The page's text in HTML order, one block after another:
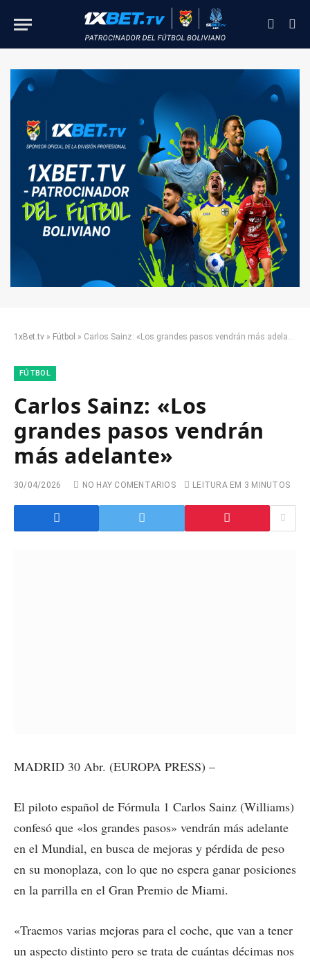
1xBet.tv » Fútbol » Carlos Sainz: «Los grandes pasos vendrán más adelante»
FÚTBOL
Carlos Sainz: «Los
grandes pasos vendrán
más adelante»
30/04/2026 NO HAY COMENTARIOS LEITURA EM 3 MINUTOS
MADRID 30 Abr. (EUROPA PRESS) –
El piloto español de Fórmula 1 Carlos Sainz (Williams)
confesó que «los grandes pasos» vendrán más adelante
en el Mundial, en busca de mejoras y pérdida de peso
en su monoplaza, con lo que no espera ganar posiciones
en la parrilla en el Gran Premio de Miami.
«Traemos varias mejoras para el coche, que van a tener
un aspecto distinto pero se trata de cuántas décimas nos